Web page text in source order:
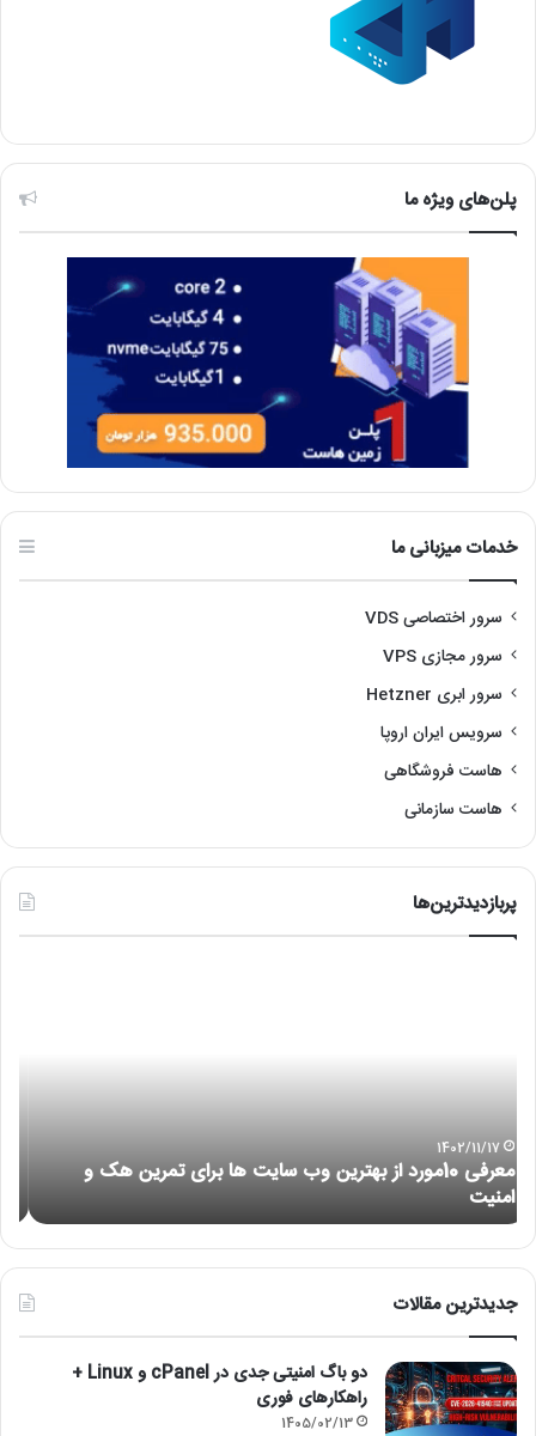
پلن‌های ویژه ما
خدمات میزبانی ما
سرور اختصاصی VDS
سرور مجازی VPS
سرور ابری Hetzner
سرویس ایران اروپا
هاست فروشگاهی
هاست سازمانی
پربازدیدترین‌ها
not
running)
1401/06/06
رفع مشکل عدم اجرای هایپروایزر (Hypervisor is not
running)
جدیدترین مقالات
دو باگ امنیتی جدی در cPanel و Linux +
راهکارهای فوری
1405/02/13